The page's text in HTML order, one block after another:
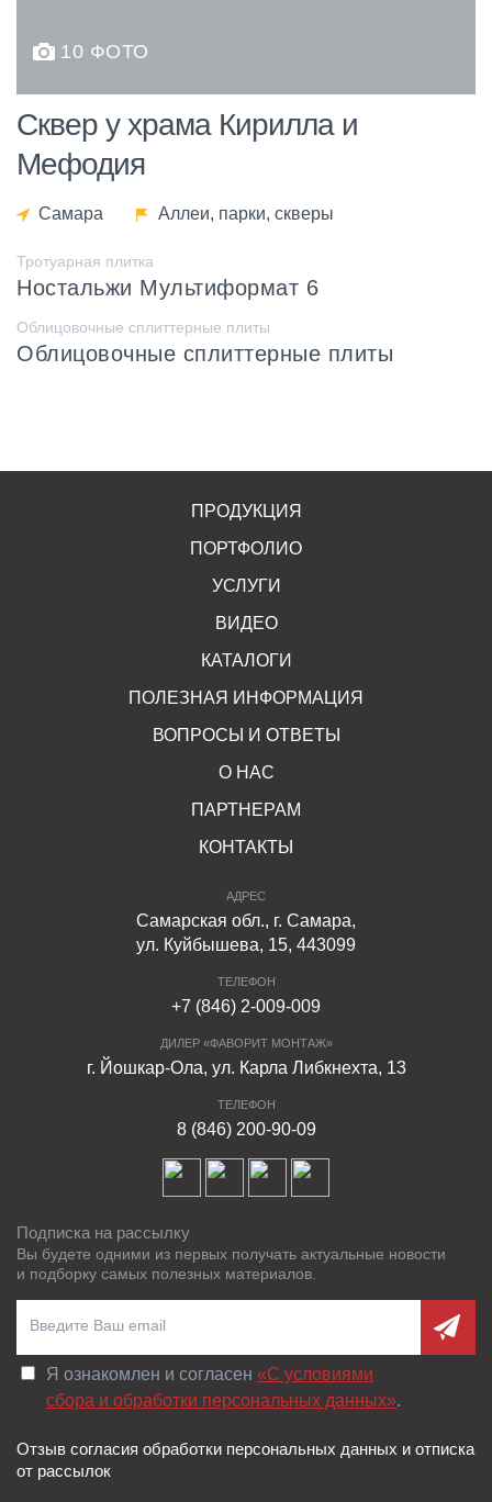
10 ФОТО
Сквер у храма Кирилла и
Мефодия
Самара Аллеи, парки, скверы
Тротуарная плитка
Ностальжи Мультиформат 6
Облицовочные сплиттерные плиты
Облицовочные сплиттерные плиты
ПРОДУКЦИЯ
ПОРТФОЛИО
УСЛУГИ
ВИДЕО
КАТАЛОГИ
ПОЛЕЗНАЯ ИНФОРМАЦИЯ
ВОПРОСЫ И ОТВЕТЫ
О НАС
ПАРТНЕРАМ
КОНТАКТЫ
АДРЕС
Самарская обл., г. Самара,
ул. Куйбышева, 15, 443099
ТЕЛЕФОН
+7 (846) 2-009-009
ДИЛЕР «ФАВОРИТ МОНТАЖ»
г. Йошкар-Ола, ул. Карла Либкнехта, 13
ТЕЛЕФОН
8 (846) 200-90-09
Подписка на рассылку
Вы будете одними из первых получать актуальные новости
и подборку самых полезных материалов.
Я ознакомлен и согласен «C условиями
сбора и обработки персональных данных».
Отзыв согласия обработки персональных данных и отписка
от рассылок